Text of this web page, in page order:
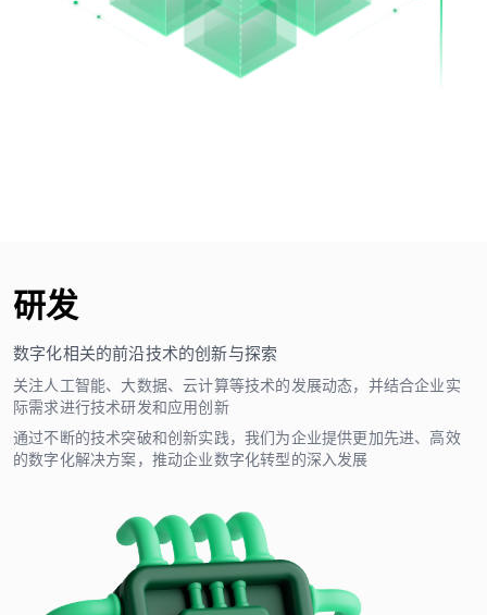
研发
数字化相关的前沿技术的创新与探索
关注人工智能、大数据、云计算等技术的发展动态，并结合企业实
际需求进行技术研发和应用创新
通过不断的技术突破和创新实践，我们为企业提供更加先进、高效
的数字化解决方案，推动企业数字化转型的深入发展